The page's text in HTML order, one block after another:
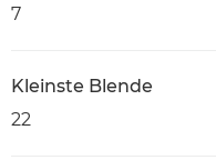
7
Kleinste Blende
22